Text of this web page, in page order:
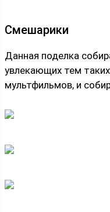
Смешарики
Данная поделка
увлекающих тем
мультфильмов, и